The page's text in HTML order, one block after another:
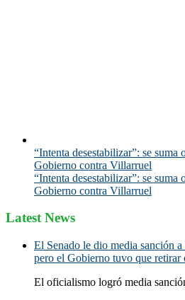
“Intenta desestabilizar”: se suma
Gobierno contra Villarruel
“Intenta desestabilizar”: se suma
Gobierno contra Villarruel
Latest News
El Senado le dio media sanción
pero el Gobierno tuvo que retirar
El oficialismo logró media